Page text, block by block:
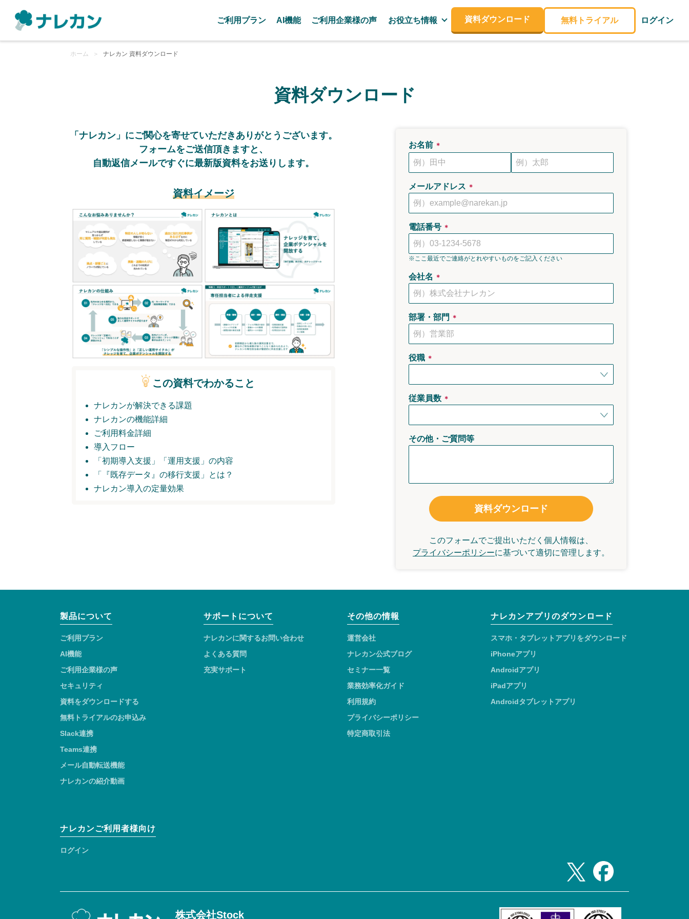
ご利用プラン AI機能 ご利用企業様の声 お役立ち情報 資料ダウンロード 無料トライアル ログイン
ホーム ＞ ナレカン 資料ダウンロード
資料ダウンロード
「ナレカン」にご関心を寄せていただき ありがとうございます。
フォームをご送信頂きますと、
自動返信メールですぐに最新版資料をお送りします。
資料イメージ
この資料でわかること
ナレカンが解決できる課題
ナレカンの機能詳細
ご利用料金詳細
導入フロー
「初期導入支援」
「運用支援」の内容
「『既存データ』の移行支援」とは？
ナレカン導入の定量効果
お名前 ＊
メールアドレス ＊
電話番号 ＊
※ここ最近でご連絡がとれやすいものをご記入ください
会社名 ＊
部署・部門 ＊
役職 ＊
従業員数 ＊
その他・ご質問等
資料ダウンロード
このフォームでご提出いただく個人情報は、
プライバシーポリシーに基づいて適切に管理します。
製品について
ご利用プラン
AI機能
ご利用企業様の声
セキュリティ
資料をダウンロードする
無料トライアルのお申込み
Slack連携
Teams連携
メール自動転送機能
ナレカンの紹介動画
サポートについて
ナレカンに関するお問い合わせ
よくある質問
充実サポート
その他の情報
運営会社
ナレカン公式ブログ
セミナー一覧
業務効率化ガイド
利用規約
プライバシーポリシー
特定商取引法
ナレカンアプリのダウンロード
スマホ・タブレットアプリをダウンロード
iPhoneアプリ
Androidアプリ
iPadアプリ
Androidタブレットアプリ
ナレカンご利用者様向け
ログイン
株式会社Stock